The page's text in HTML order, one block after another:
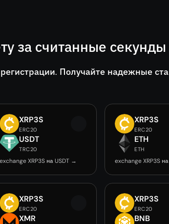
за считанные секунды
Получайте надежные
XRP3S
ERC20
USDT
TRC20
exchange XRP3S на USDT →
XRP3S
ERC20
ETH
ETH
exchange XRP3S
XRP3S
ERC20
XMR
XRP3S
ERC20
BNB